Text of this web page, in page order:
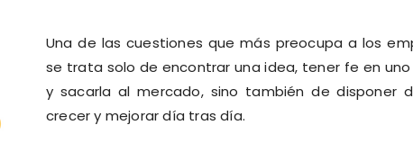
Una de las cuestiones que más preocupa a los
se trata solo de encontrar una idea, tener fe en
y sacarla al mercado, sino también de disponer
crecer y mejorar día tras día.